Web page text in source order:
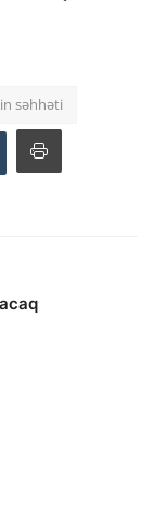
səhhəti